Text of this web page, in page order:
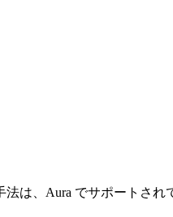
は、Aura でサポートさ